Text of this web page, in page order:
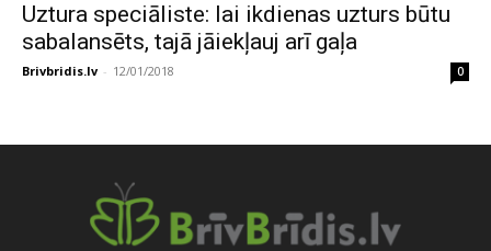
Uztura speciāliste: lai ikdienas uzturs būtu
sabalansēts, tajā jāiekļauj arī gaļa
Brivbridis.lv - 12/01/2018 0